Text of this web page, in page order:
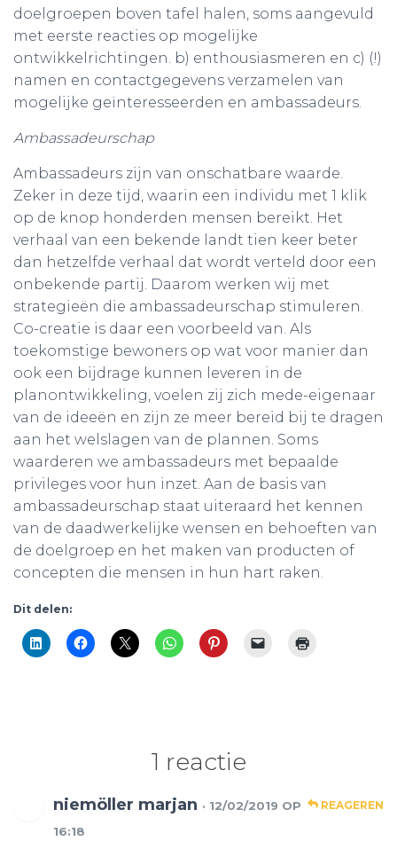
doelgroepen boven tafel halen, soms aangevuld
met eerste reacties op mogelijke
ontwikkelrichtingen. b) enthousiasmeren en c) (!)
namen en contactgegevens verzamelen van
mogelijke geïnteresseerden en ambassadeurs.
Ambassadeurschap
Ambassadeurs zijn van onschatbare waarde.
Zeker in deze tijd, waarin een individu met 1 klik
op de knop honderden mensen bereikt. Het
verhaal van een bekende landt tien keer beter
dan hetzelfde verhaal dat wordt verteld door een
onbekende partij. Daarom werken wij met
strategieën die ambassadeurschap stimuleren.
Co-creatie is daar een voorbeeld van. Als
toekomstige bewoners op wat voor manier dan
ook een bijdrage kunnen leveren in de
planontwikkeling, voelen zij zich mede-eigenaar
van de ideeën en zijn ze meer bereid bij te dragen
aan het welslagen van de plannen. Soms
waarderen we ambassadeurs met bepaalde
privileges voor hun inzet. Aan de basis van
ambassadeurschap staat uiteraard het kennen
van de daadwerkelijke wensen en behoeften van
de doelgroep en het maken van producten of
concepten die mensen in hun hart raken.
Dit delen:
1 reactie
niemöller marjan · 12/02/2019 OP
16:18
REAGEREN